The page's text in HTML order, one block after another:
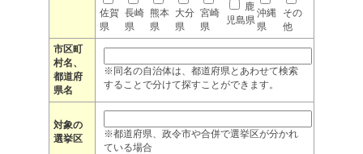
佐賀
県
長崎
県
熊本
県
大分
県
宮崎
県
鹿
児島県
沖縄
県
その
他
市区町
村名、
都道府
県名
※同名の自治体は、都道府県とあわせて検索
することで分けて探すことができます。
対象の
選挙区
※都道府県、政令市や合併で選挙区が分かれ
ている場合